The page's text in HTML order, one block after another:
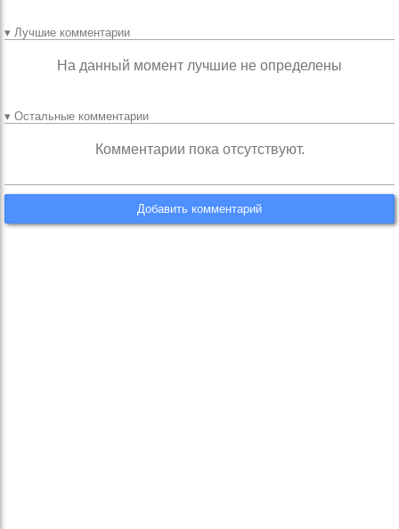
▾ Лучшие комментарии
На данный момент лучшие не определены
▾ Остальные комментарии
Комментарии пока отсутствуют.
Добавить комментарий